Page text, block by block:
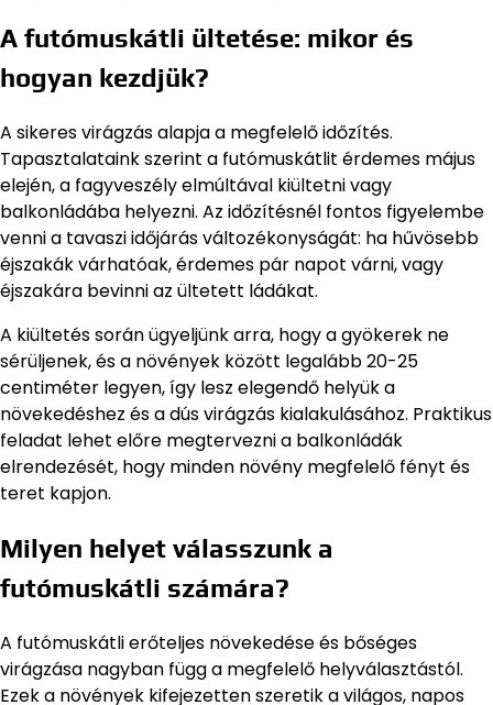
A futómuskátli ültetése: mikor és
hogyan kezdjük?
A sikeres virágzás alapja a megfelelő időzítés.
Tapasztalataink szerint a futómuskátlit érdemes május
elején, a fagyveszély elmúltával kiültetni vagy
balkonládába helyezni. Az időzítésnél fontos figyelembe
venni a tavaszi időjárás változékonyságát: ha hűvösebb
éjszakák várhatóak, érdemes pár napot várni, vagy
éjszakára bevinni az ültetett ládákat.
A kiültetés során ügyeljünk arra, hogy a gyökerek ne
sérüljenek, és a növények között legalább 20-25
centiméter legyen, így lesz elegendő helyük a
növekedéshez és a dús virágzás kialakulásához. Praktikus
feladat lehet előre megtervezni a balkonládák
elrendezését, hogy minden növény megfelelő fényt és
teret kapjon.
Milyen helyet válasszunk a
futómuskátli számára?
A futómuskátli erőteljes növekedése és bőséges
virágzása nagyban függ a megfelelő helyválasztástól.
Ezek a növények kifejezetten szeretik a világos, napos